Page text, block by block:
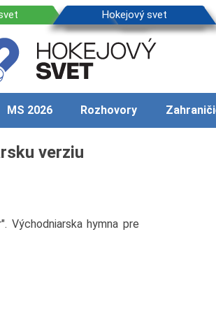
MS 2026 Rozhovory
verziu
Východniarska hymna pre